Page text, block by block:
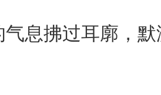
拂过耳廓，默